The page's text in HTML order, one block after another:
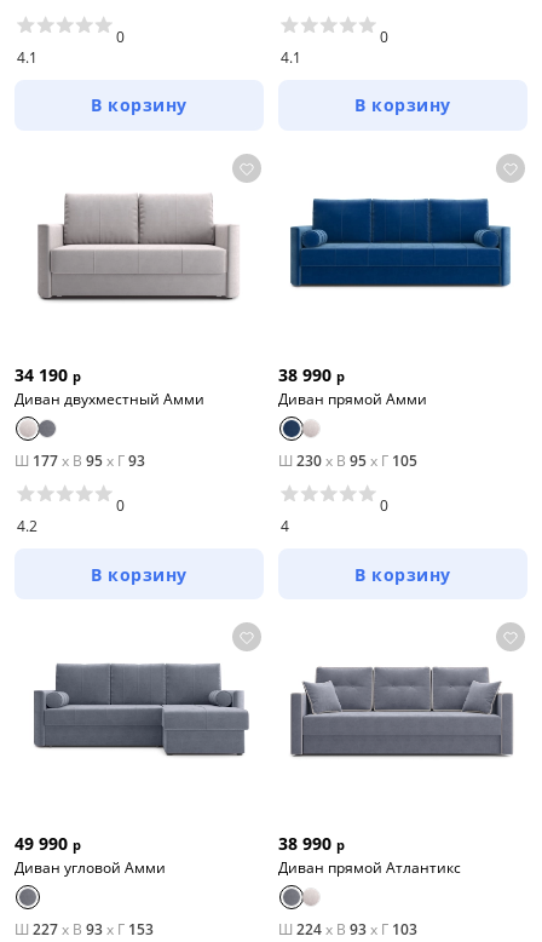
4.1
0
В корзину
4.1
0
В корзину
34 190 р
Диван двухместный Амми
Ш 177x В 95x Г93
4.2
0
В корзину
38 990 р
Диван прямой Амми
Ш 230x В 95x Г 105
4
0
В корзину
49 990 р
Диван угловой Амми
Ш 227x В 93x Г 153
38 990 р
Диван прямой Атлантикс
Ш 224x В 93x Г 103